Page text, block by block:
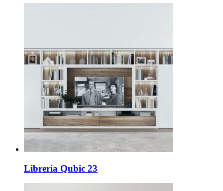
Librería Qubic 23